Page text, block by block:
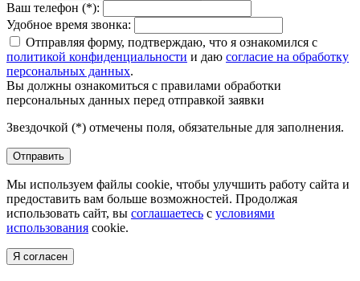
Ваш телефон (*):
Удобное время звонка:
Отправляя форму, подтверждаю, что я ознакомился с
политикой конфиденциальности и даю согласие на обработку
персональных данных.
Вы должны ознакомиться с правилами обработки
персональных данных перед отправкой заявки
Звездочкой (*) отмечены поля, обязательные для заполнения.
Отправить
Мы используем файлы cookie, чтобы улучшить работу сайта и
предоставить вам больше возможностей. Продолжая
использовать сайт, вы соглашаетесь с условиями
использования cookie.
Я согласен